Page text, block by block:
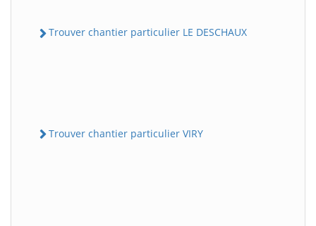
Trouver chantier particulier LE DESCHAUX
Trouver chantier particulier VIRY